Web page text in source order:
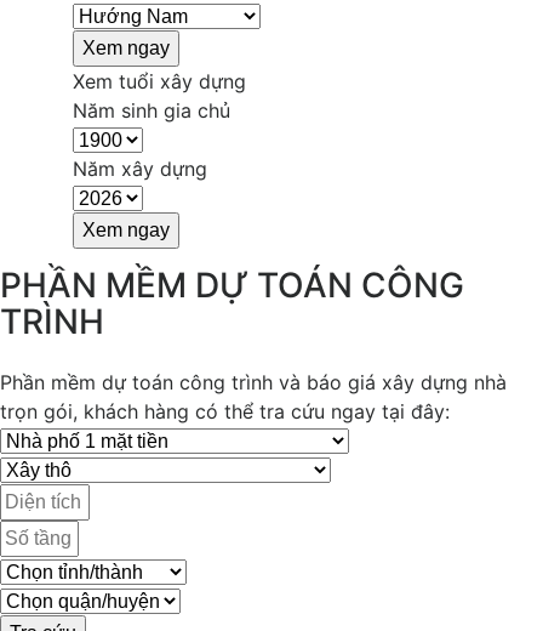
Xem tuổi xây dựng
Năm sinh gia chủ
Năm xây dựng
PHẦN MỀM DỰ TOÁN CÔNG
TRÌNH
Phần mềm dự toán công trình và báo giá xây dựng nhà
trọn gói, khách hàng có thể tra cứu ngay tại đây: